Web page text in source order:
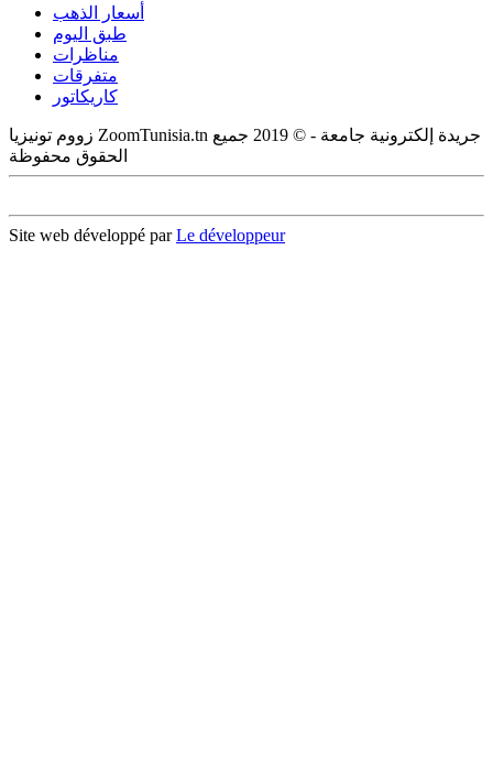
أسعار الذهب
طبق اليوم
مناظرات
متفرقات
كاريكاتور
زووم تونيزيا ZoomTunisia.tn جريدة إلكترونية جامعة - © 2019 جميع
الحقوق محفوظة
Site web développé parLe développeur